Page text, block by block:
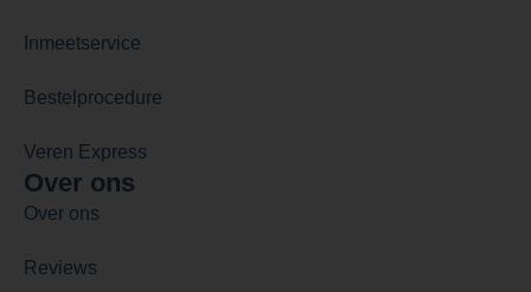
Inmeetservice
Bestelprocedure
Veren Express
Over ons
Over ons
Reviews